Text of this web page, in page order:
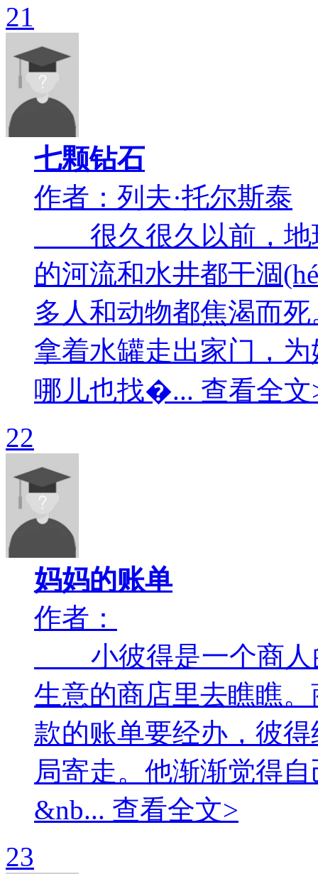
21
七颗钻石
作者：列夫·托尔斯泰
很久很久以前，地
的河流和水井都干涸
多人和动物都焦渴
拿着水罐走出家门，
哪儿也找�... 查看全文
22
妈妈的账单
作者：
小彼得是一个商人
生意的商店里去瞧瞧
款的账单要经办，彼
局寄走。他渐渐觉得
&nb... 查看全文>
23